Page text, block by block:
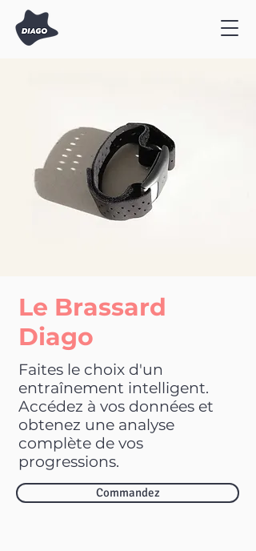
Le Brassard
Diago
Faites le choix d'un
entraînement intelligent.
Accédez à vos données et
obtenez une analyse
complète de vos
progressions.
Commandez